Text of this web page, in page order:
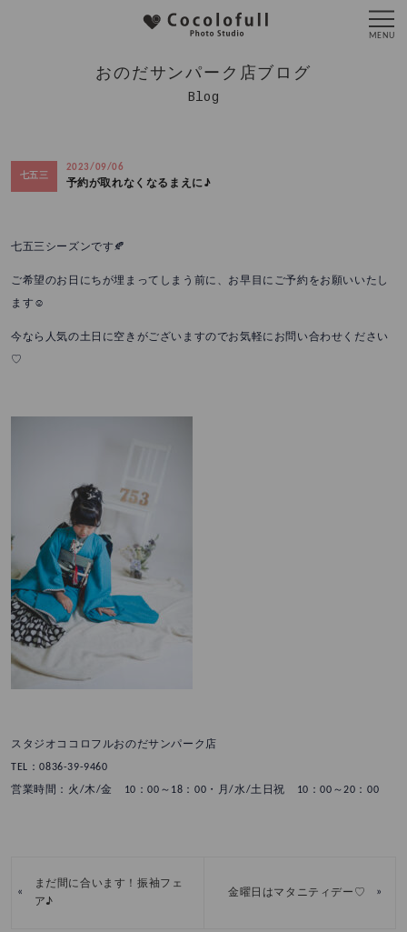
おのだサンパーク店ブログ
Blog
七五三
2023/09/06
予約が取れなくなるまえに♪
七五三シーズンです🍂
ご希望のお日にちが埋まってしまう前に、お早目にご予約をお願いいたし
ます☺
今なら人気の土日に空きがございますのでお気軽にお問い合わせください
♡
スタジオココロフルおのだサンパーク店
TEL：0836-39-9460
営業時間：火/木/金 10：00～18：00・月/水/土日祝 10：00～20：00
«
まだ間に合います！振袖フェ
ア♪
金曜日はマタニティデー♡ »